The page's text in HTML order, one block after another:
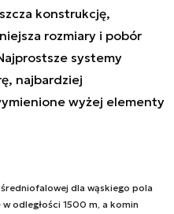
konstrukcję,
rozmiary i pobór
systemy
najbardziej
wyżej elementy
średniofalowej dla wąskiego pola
odległości 1500 m, a komin